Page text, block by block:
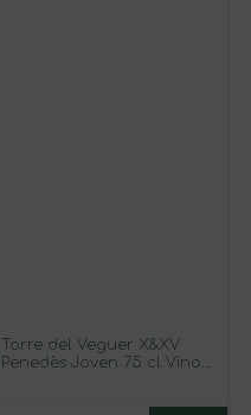
Torre del Veguer X&XV
Penedès Joven 75 cl Vino